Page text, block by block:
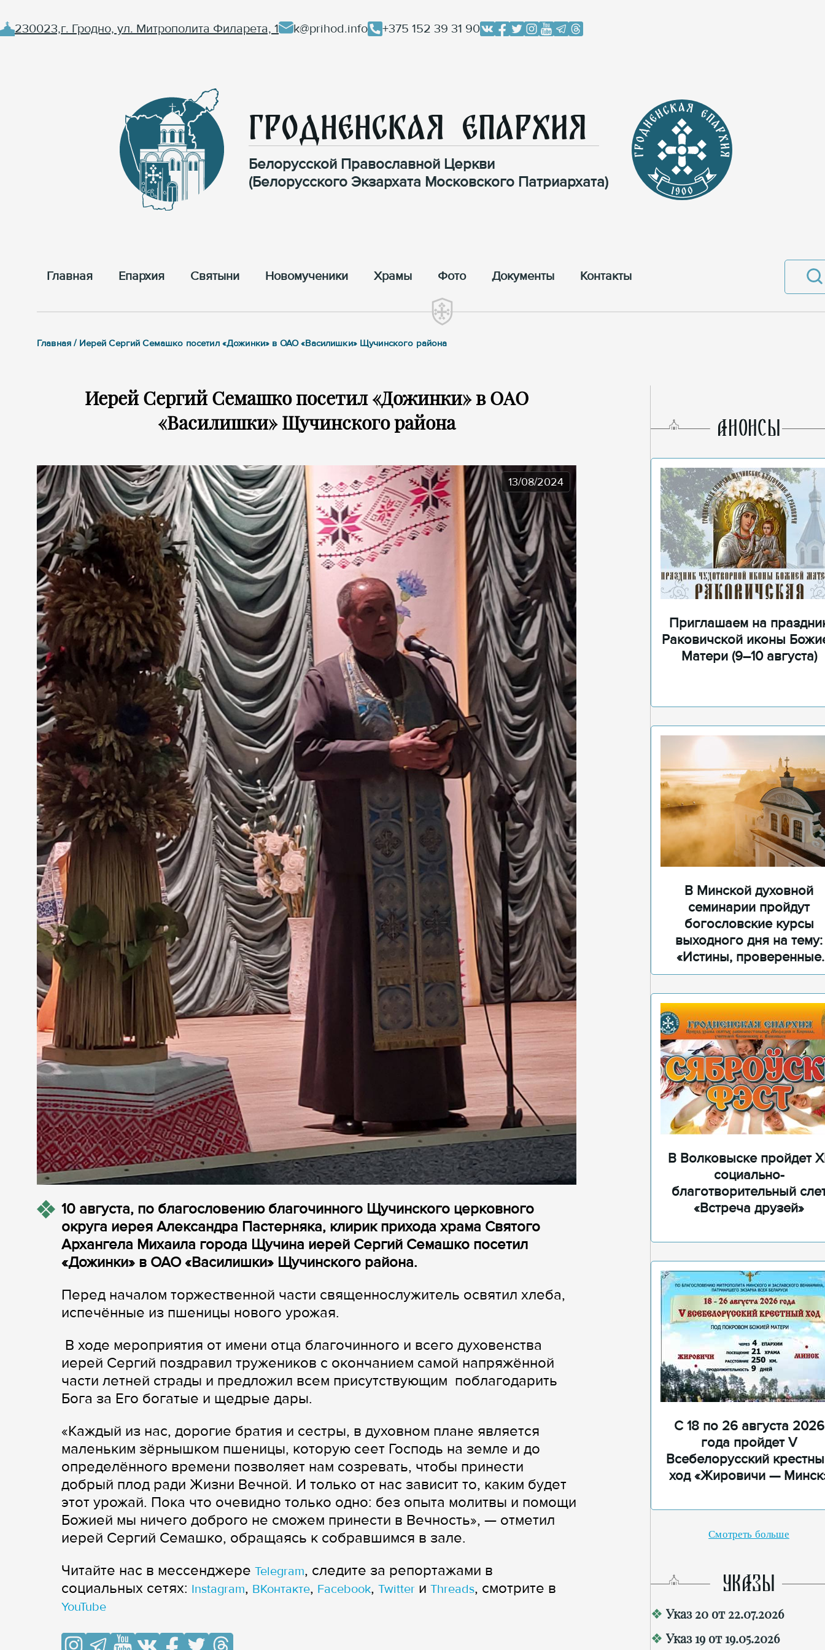
230023,г. Гродно, ул. Митрополита Филарета, 1 k@prihod.info +375 152 39 31 90
Гродненская Епархия
Белорусской Православной Церкви
(Белорусского Экзархата Московского Патриархата)
Главная Епархия Cвятыни Новомученики Храмы Фото Документы Контакты
Главная / Иерей Сергий Семашко посетил «Дожинки» в ОАО «Василишки» Щучинского района
Иерей Сергий Семашко посетил «Дожинки» в ОАО
«Василишки» Щучинского района
13/08/2024
10 августа, по благословению благочинного Щучинского церковного
округа иерея Александра Пастерняка, клирик прихода храма Святого
Архангела Михаила города Щучина иерей Сергий Семашко посетил
«Дожинки» в ОАО «Василишки» Щучинского района.
Перед началом торжественной части священнослужитель освятил хлеба,
испечённые из пшеницы нового урожая.
В ходе мероприятия от имени отца благочинного и всего духовенства
иерей Сергий поздравил тружеников с окончанием самой напряжённой
части летней страды и предложил всем присутствующим поблагодарить
Бога за Его богатые и щедрые дары.
«Каждый из нас, дорогие братия и сестры, в духовном плане является
маленьким зёрнышком пшеницы, которую сеет Господь на земле и до
определённого времени позволяет нам созревать, чтобы принести
добрый плод ради Жизни Вечной. И только от нас зависит то, каким будет
этот урожай. Пока что очевидно только одно: без опыта молитвы и помощи
Божией мы ничего доброго не сможем принести в Вечность», — отметил
иерей Сергий Семашко, обращаясь к собравшимся в зале.
Читайте нас в мессенджере Telegram, следите за репортажами в
cоциальных сетях: Instagram, ВКонтакте, Facebook, Twitter и Threads, смотрите в
YouTube
AНОНСЫ
Приглашаем на
Раковичской иконы
Матери (9–10 августа)
В Минской духовной
семинарии пройдут
богословские курсы
выходного дня на тему:
«Истины, проверенные
временем»
В Волковыске пройдет
социально-
благотворительный
«Встреча друзей»
С 18 по 26 августа 2026
года пройдет V
Всебелорусский
ход «Жировичи —
Смотреть больше
УКАЗЫ
Указ 20 от 22.07.2026
Указ 19 от 19.05.2026